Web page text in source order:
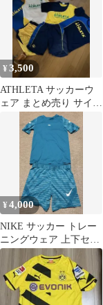
¥3,500
ATHLETA サッカーウ
ェア まとめ売り サイズ
150〜160
¥4,000
NIKE サッカー トレー
ニングウェア 上下セッ
ト